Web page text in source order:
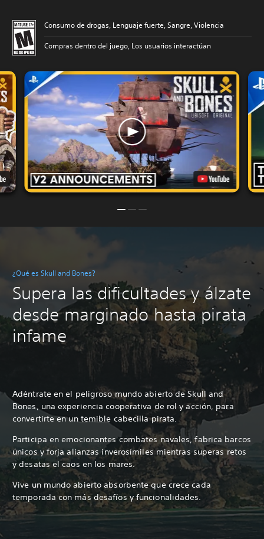
Consumo de drogas, Lenguaje fuerte, Sangre, Violencia
Compras dentro del juego, Los usuarios interactúan
¿Qué es Skull and Bones?
Supera las dificultades y álzate
desde marginado hasta pirata
infame
Adéntrate en el peligroso mundo abierto de Skull and
Bones, una experiencia cooperativa de rol y acción, para
convertirte en un temible cabecilla pirata.
Participa en emocionantes combates navales, fabrica barcos
únicos y forja alianzas inverosímiles mientras superas retos
y desatas el caos en los mares.
Vive un mundo abierto absorbente que crece cada
temporada con más desafíos y funcionalidades.